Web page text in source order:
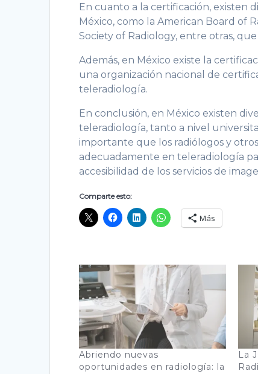
En cuanto a la certificación, existen
México, como la American Board of
Society of Radiology, entre otras,
Además, en México existe la
una organización nacional de
teleradiología.
En conclusión, en México existen
teleradiología, tanto a nivel
importante que los radiólogos y
adecuadamente en teleradiología
accesibilidad de los servicios de
Comparte esto:
Más
Abriendo nuevas
oportunidades en radiología: la
La